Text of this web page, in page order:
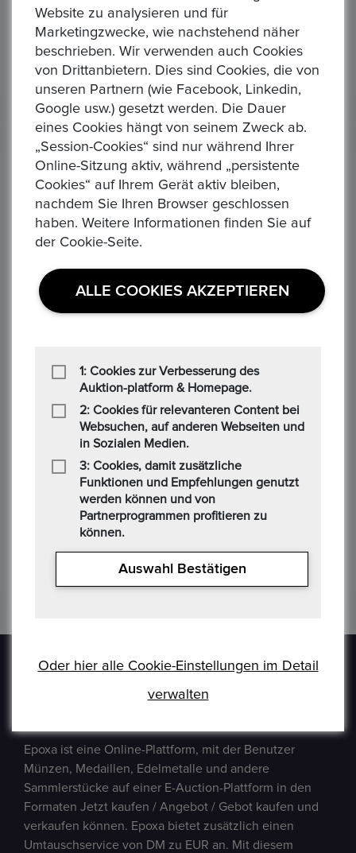
Startpreis : 1,00 €
Alle Gebote
Auktion Startzeit
1 day 13:24:12
Gebotshistorie(3)
J***********r
01/12/2024 04:32 PM
Gebotsbetrag
2.509,00 €
30/11/2024 09:31 PM
Gebotsbetrag
2.505,00 €
R******d
30/11/2024 09:31 PM
Gebotsbetrag
Epoxa ist eine Online-Plattform, mit der Benutzer
Münzen, Medaillen, Edelmetalle und andere
Sammlerstücke auf einer E-Auction-Plattform in den
Formaten Jetzt kaufen / Angebot / Gebot kaufen und
verkaufen können. Epoxa bietet zusätzlich einen
Umtauschservice von DM zu EUR an. Mit diesem
Website zu analysieren und für
Marketingzwecke, wie nachstehend näher
beschrieben. Wir verwenden auch Cookies
von Drittanbietern. Dies sind Cookies, die von
unseren Partnern (wie Facebook, Linkedin,
Google usw.) gesetzt werden. Die Dauer
eines Cookies hängt von seinem Zweck ab.
„Session-Cookies“ sind nur während Ihrer
Online-Sitzung aktiv, während „persistente
Cookies“ auf Ihrem Gerät aktiv bleiben,
nachdem Sie Ihren Browser geschlossen
haben. Weitere Informationen finden Sie auf
der Cookie-Seite.
ALLE COOKIES AKZEPTIEREN
1: Cookies zur Verbesserung des
Auktion-platform & Homepage.
2: Cookies für relevanteren Content bei
Websuchen, auf anderen Webseiten und
in Sozialen Medien.
3: Cookies, damit zusätzliche
Funktionen und Empfehlungen genutzt
werden können und von
Partnerprogrammen profitieren zu
können.
Auswahl Bestätigen
Oder hier alle Cookie-Einstellungen im Detail
verwalten